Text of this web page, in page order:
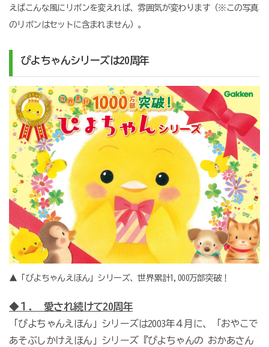
えばこんな風にリボンを変えれば、雰囲気が変わります（※この写真
のリボンはセットに含まれません）。
ぴよちゃんシリーズは20周年
▲「ぴよちゃんえほん」シリーズ、世界累計1,000万部突破！
◆１. 愛され続けて20周年
「ぴよちゃんえほん」シリーズは2003年４月に、「おやこで
あそぶしかけえほん」シリーズ『ぴよちゃんの おかあさん